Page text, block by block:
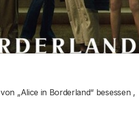
„Alice in Borderland“ besessen ,